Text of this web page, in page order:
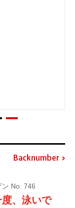
Backnumber
No. 746
度、泳いで